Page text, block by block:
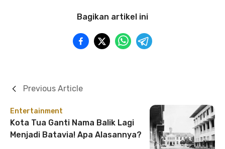
Bagikan artikel ini
Entertainment
Kota Tua Ganti Nama Balik Lagi
Menjadi Batavia! Apa Alasannya?
Previous Article